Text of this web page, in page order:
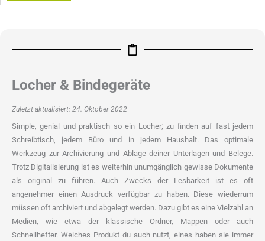
Locher & Bindegeräte
Zuletzt aktualisiert: 24. Oktober 2022
Simple, genial und praktisch so ein Locher; zu finden auf fast jedem
Schreibtisch, jedem Büro und in jedem Haushalt. Das optimale
Werkzeug zur Archivierung und Ablage deiner Unterlagen und Belege.
Trotz Digitalisierung ist es weiterhin unumgänglich gewisse Dokumente
als original zu führen. Auch Zwecks der Lesbarkeit ist es oft
angenehmer einen Ausdruck verfügbar zu haben. Diese wiederrum
müssen oft archiviert und abgelegt werden. Dazu gibt es eine Vielzahl an
Medien, wie etwa der klassische Ordner, Mappen oder auch
Schnellhefter. Welches Produkt du auch nutzt, eines haben sie immer